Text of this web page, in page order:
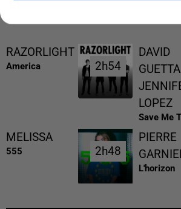
RAZORLIGHT
America 2h54
2h54
DAVID
LOPEZ
Save Me
MELISSA
555 2h48
2h48
PIERRE
L'horizon